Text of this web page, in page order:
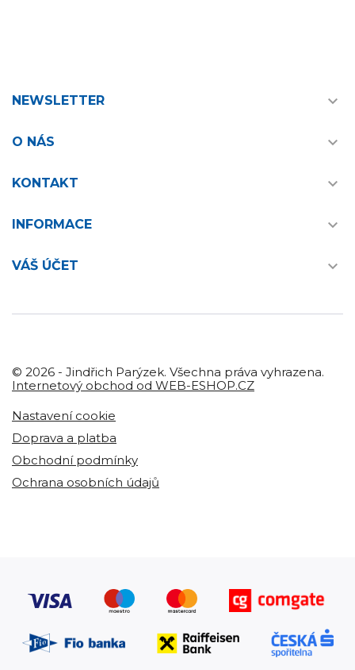
NEWSLETTER 
O NÁS 
KONTAKT 
INFORMACE 
VÁŠ ÚČET 
© 2026 - Jindřich Parýzek. Všechna práva vyhrazena.
Internetový obchod od WEB-ESHOP.CZ
Nastavení cookie
Doprava a platba
Obchodní podmínky
Ochrana osobních údajů